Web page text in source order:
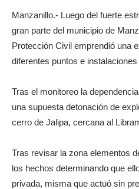
Manzanillo.- Luego del fuerte
gran parte del municipio de
Protección Civil emprendió una
diferentes puntos e
Tras el monitoreo la
una supuesta detonación de
cerro de Jalipa, cercana al
Tras revisar la zona elementos
los hechos determinando que
privada, misma que actuó sin